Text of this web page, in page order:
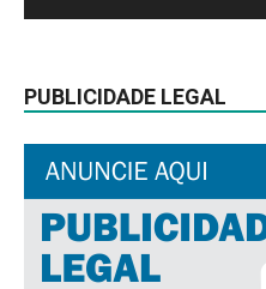
PUBLICIDADE LEGAL